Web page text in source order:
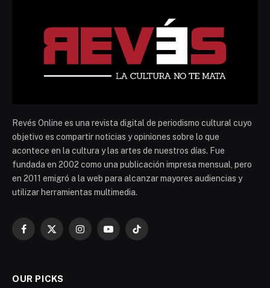
Revés Online es una revista digital de periodismo cultural cuyo
objetivo es compartir noticias y opiniones sobre lo que
acontece en la cultura y las artes de nuestros días. Fue
fundada en 2002 como una publicación impresa mensual, pero
en 2011 emigró a la web para alcanzar mayores audiencias y
utilizar herramientas multimedia.
Facebook
X
InstagramYouTubeTikTok
OUR PICKS